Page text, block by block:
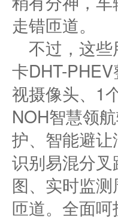
走错匝道。
不过，这
卡DHT-
视摄像头、1
NOH智慧领
护、智能避
识别易混分
图、实时监
匝道。全面